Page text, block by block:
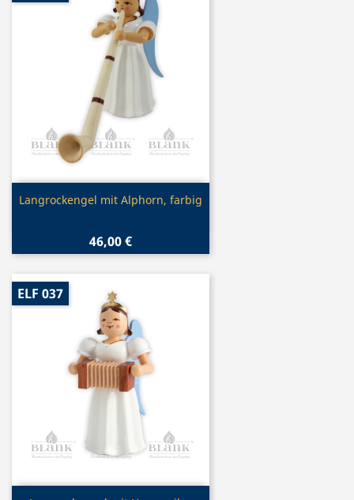
Vorschau
Langrockengel mit Alphorn, farbig
46,00 €
ELF 037